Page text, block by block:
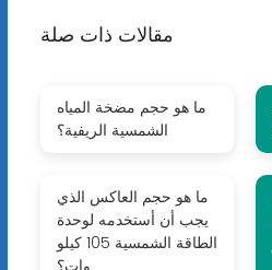
مقالات ذات صلة
ما هو حجم مضخة المياه
الشمسية الريفية؟
ما هو حجم العاكس الذي
يجب أن أستخدمه لوحدة
الطاقة الشمسية 105 كيلو